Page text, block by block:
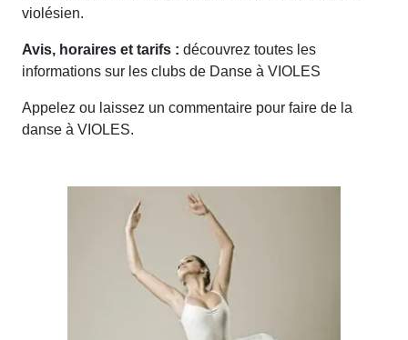
violésien.
Avis, horaires et tarifs : découvrez toutes les
informations sur les clubs de Danse à VIOLES
Appelez ou laissez un commentaire pour faire de la
danse à VIOLES.